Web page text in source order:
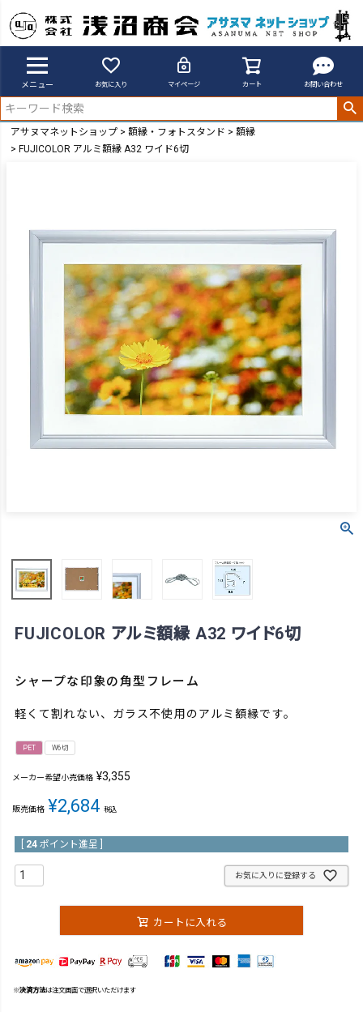
メニュー お気に入り マイページ カート お問い合わせ
アサヌマネットショップ 額縁・フォトスタンド
額縁
FUJICOLOR アルミ額縁 A32 ワイド6切
FUJICOLOR アルミ額縁 A32 ワイド6切
シャープな印象の角型フレーム
軽くて割れない、ガラス不使用のアルミ額縁です。
PET W6切
メーカー希望小売価格 ¥3,355
販売価格 ¥2,684 税込
24 ポイント進呈 ]
お気に入りに登録する
カートに入れる
※決済方法は注文画面で選択いただけます